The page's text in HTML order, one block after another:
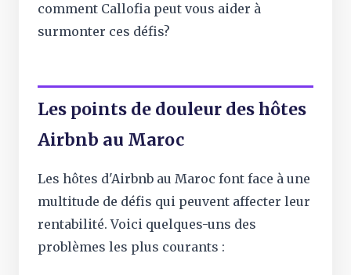
comment Callofia peut vous aider à
surmonter ces défis?
Les points de douleur des hôtes
Airbnb au Maroc
Les hôtes d'Airbnb au Maroc font face à une
multitude de défis qui peuvent affecter leur
rentabilité. Voici quelques-uns des
problèmes les plus courants :